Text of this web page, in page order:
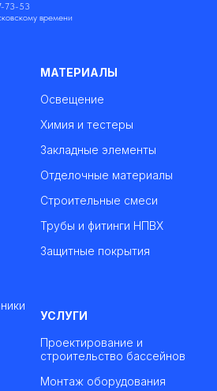
73-53
времени
МАТЕРИАЛЫ
Освещение
Химия и тестеры
Закладные элементы
Отделочные материалы
Строительные смеси
Трубы и фитинги НПВХ
Защитные покрытия
УСЛУГИ
Проектирование и
строительство бассейнов
Монтаж оборудования